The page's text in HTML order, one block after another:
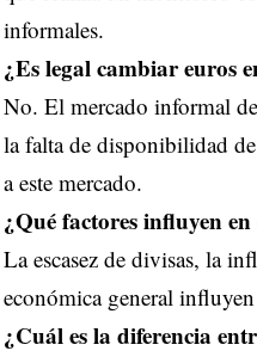
informales.
¿Es legal cambiar euros
No. El mercado informal
la falta de disponibilidad
a este mercado.
¿Qué factores influyen
La escasez de divisas, la
económica general
¿Cuál es la diferencia